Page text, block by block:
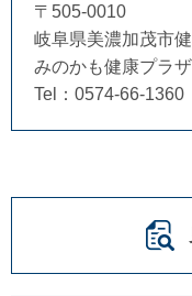
〒505-0010
岐阜県美濃加茂市
みのかも健康プラザ
Tel：0574-66-1360